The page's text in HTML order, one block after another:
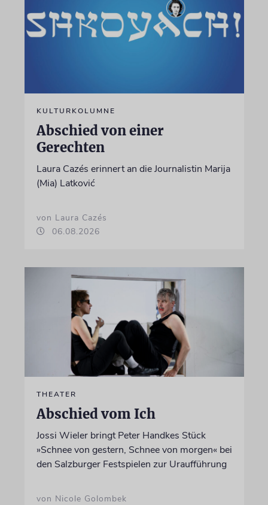
KULTURKOLUMNE
Abschied von einer
Gerechten
Laura Cazés erinnert an die Journalistin Marija
(Mia) Latković
von Laura Cazés
06.08.2026
THEATER
Abschied vom Ich
Jossi Wieler bringt Peter Handkes Stück
»Schnee von gestern, Schnee von morgen« bei
den Salzburger Festspielen zur Uraufführung
von Nicole Golombek